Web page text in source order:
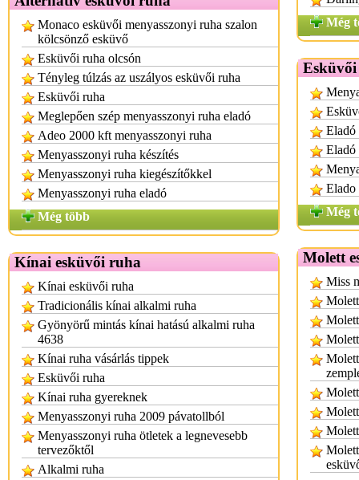
Monaco esküvői menyasszonyi ruha szalon
kölcsönző esküvő
Esküvői ruha olcsón
Tényleg túlzás az uszályos esküvői ruha
Esküvői ruha
Meglepően szép menyasszonyi ruha eladó
Adeo 2000 kft menyasszonyi ruha
Menyasszonyi ruha készítés
Menyasszonyi ruha kiegészítőkkel
Menyasszonyi ruha eladó
Még több
Kínai esküvői ruha
Kínai esküvői ruha
Tradicionális kínai alkalmi ruha
Gyönyörű mintás kínai hatású alkalmi ruha
4638
Kínai ruha vásárlás tippek
Esküvői ruha
Kínai ruha gyereknek
Menyasszonyi ruha 2009 pávatollból
Menyasszonyi ruha ötletek a legnevesebb
tervezőktől
Alkalmi ruha
Még
Eladó
Eladó
Elado
Még
Molett
Miss